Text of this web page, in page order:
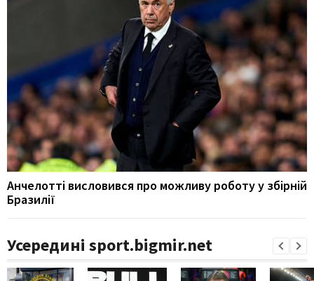
Анчелотті висловився про можливу роботу у збірній
Бразилії
Усередині sport.bigmir.net